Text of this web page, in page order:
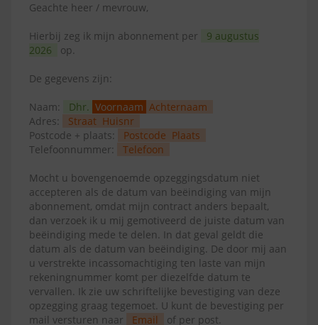
Geachte heer / mevrouw,
Hierbij zeg ik mijn abonnement per
9 augustus
2026
op.
De gegevens zijn:
Naam: Dhr. Voornaam Achternaam
Adres:
Straat Huisnr
Postcode + plaats:
Postcode Plaats
Telefoonnummer:
Telefoon
Mocht u bovengenoemde opzeggingsdatum niet
accepteren als de datum van beëindiging van mijn
abonnement, omdat mijn contract anders bepaalt,
dan verzoek ik u mij gemotiveerd de juiste datum van
beëindiging mede te delen. In dat geval geldt die
datum als de datum van beëindiging. De door mij aan
u verstrekte incassomachtiging ten laste van mijn
rekeningnummer komt per diezelfde datum te
vervallen. Ik zie uw schriftelijke bevestiging van deze
opzegging graag tegemoet. U kunt de bevestiging per
mail versturen naar
Email of per post.